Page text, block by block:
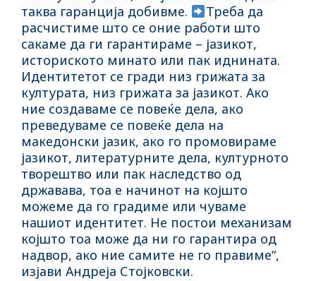
таква гаранција добивме.
Треба да
расчистиме што се оние работи што
сакаме да ги гарантираме – јазикот,
историското минато или пак иднината.
Идентитетот се гради низ грижата за
културата, низ грижата за јазикот. Ако
ние создаваме се повеќе дела, ако
преведуваме се повеќе дела на
македонски јазик, ако го промовираме
јазикот, литературните дела, културното
творештво или пак наследство од
државава, тоа е начинот на којшто
можеме да го градиме или чуваме
нашиот идентитет. Не постои механизам
којшто тоа може да ни го гарантира од
надвор, ако ние самите не го правиме“,
изјави Андреја Стојковски.